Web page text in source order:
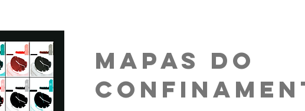
MAPAS DO